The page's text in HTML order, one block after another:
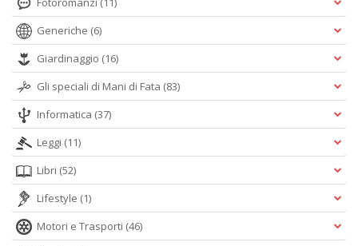
Generiche (6)
Giardinaggio (16)
Gli speciali di Mani di Fata (83)
Informatica (37)
Leggi (11)
Libri (52)
Lifestyle (1)
Motori e Trasporti (46)